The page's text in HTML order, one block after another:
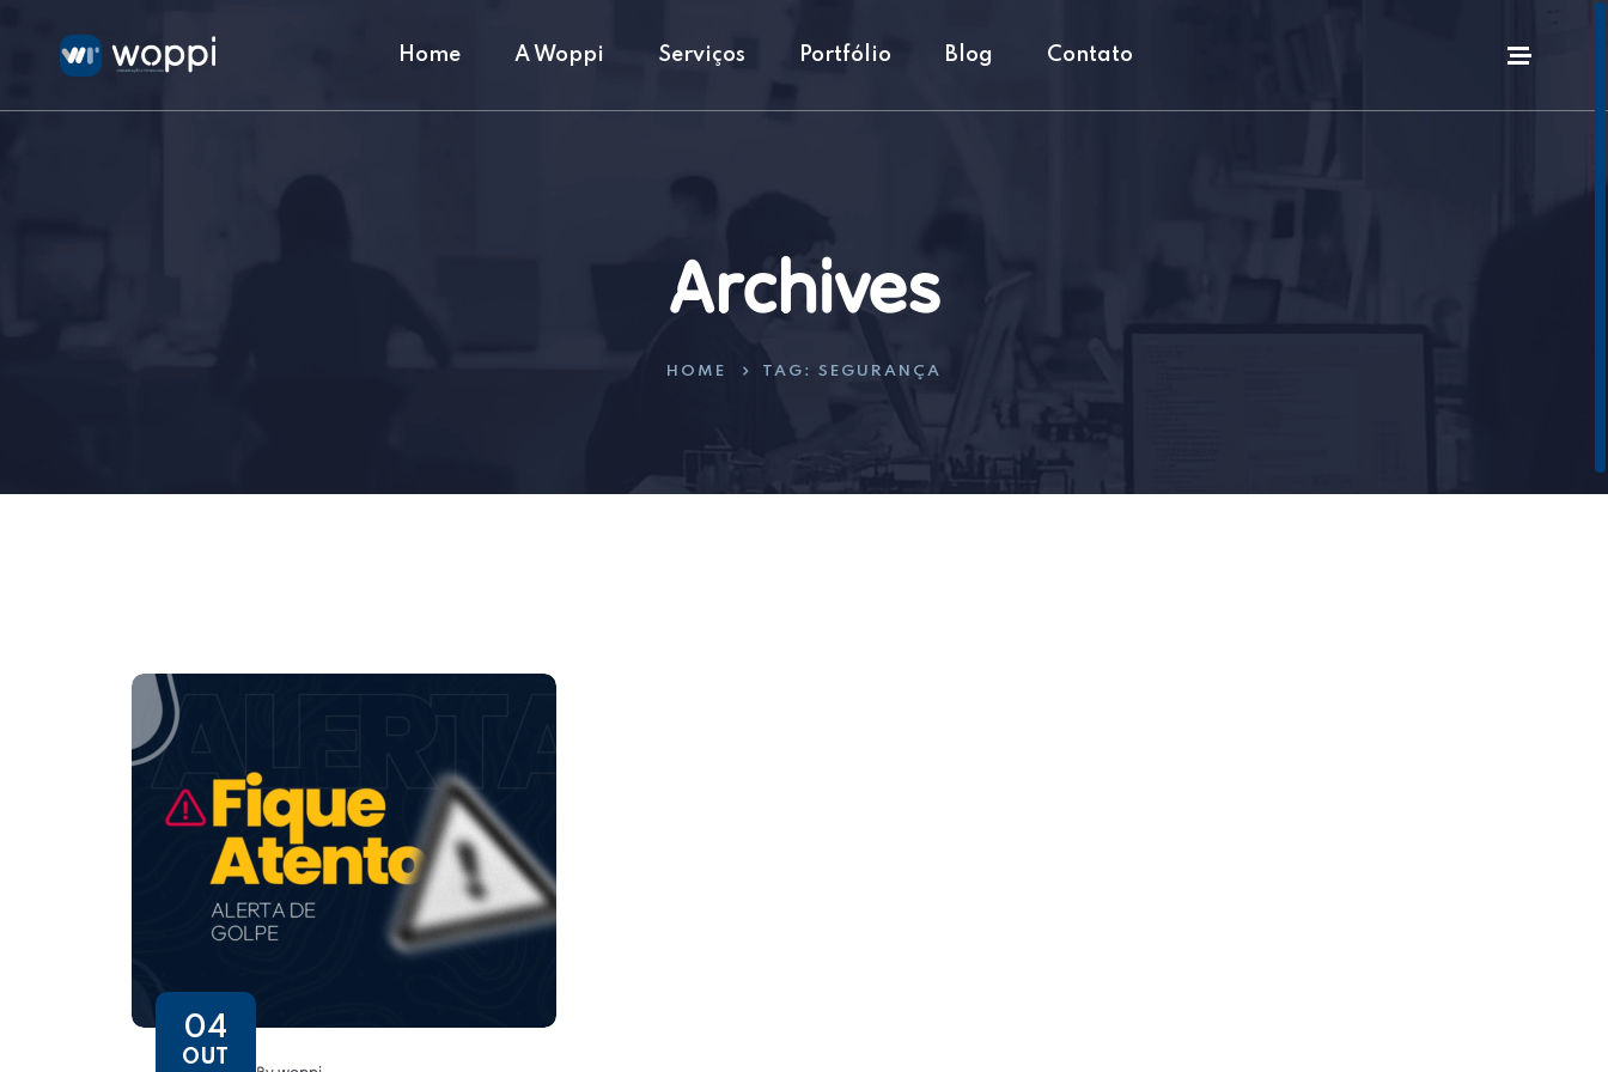
Home A Woppi Serviços Portfólio Blog Contato
Archives
HOME TAG: SEGURANÇA
04
OUT